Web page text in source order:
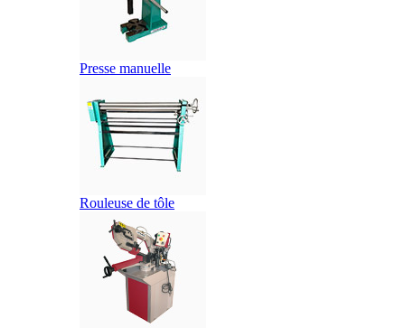
Presse manuelle
Rouleuse de tôle